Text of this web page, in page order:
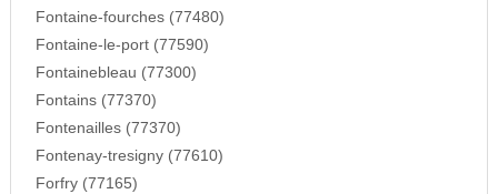
Fontaine-fourches (77480)
Fontaine-le-port (77590)
Fontainebleau (77300)
Fontains (77370)
Fontenailles (77370)
Fontenay-tresigny (77610)
Forfry (77165)